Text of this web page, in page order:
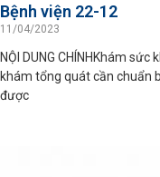
Bệnh viện 22-12
11/04/2023
NỘI DUNG CHÍNHKhám
khám tổng quát cần chuẩn
được